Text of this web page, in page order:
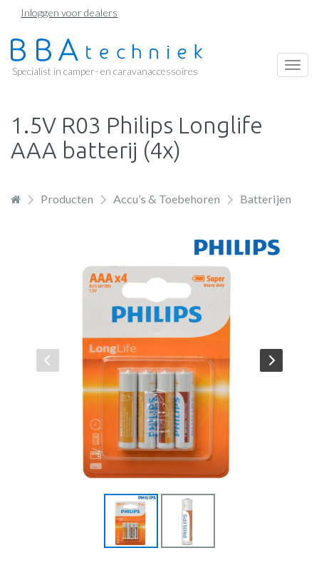
Overslaan
naar
de
Inloggen voor dealers
Specialist in camper- en caravanaccessoires
1.5V R03 Philips Longlife
AAA batterij (4x)
Producten Accu’s & Toebehoren Batterijen